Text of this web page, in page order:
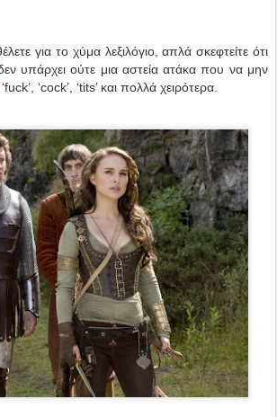
για το χύμα λεξιλόγιο, απλά σκεφτείτε ότι
υπάρχει ούτε μια αστεία ατάκα που να μην
‘cock’, ‘tits’ και πολλά χειρότερα.